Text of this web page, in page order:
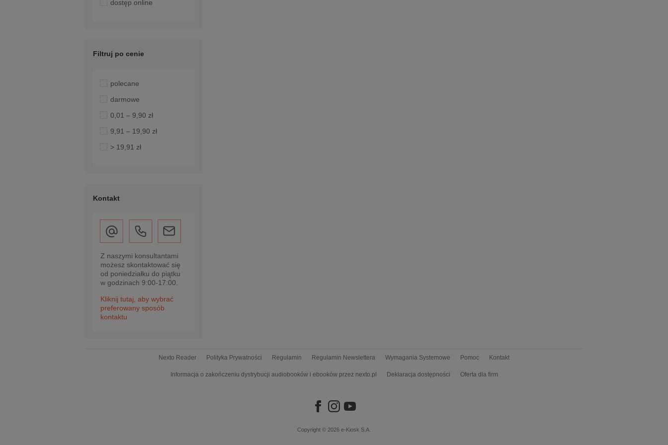
dostęp online
Filtruj po cenie
polecane
darmowe
0,01 – 9,90 zł
9,91 – 19,90 zł
> 19,91 zł
Kontakt
Z naszymi konsultantami
możesz skontaktować się
od poniedziałku do piątku
w godzinach 9:00-17:00.
Kliknij tutaj, aby wybrać
preferowany sposób
kontaktu
Nexto Reader Polityka Prywatności Regulamin Regulamin Newslettera Wymagania Systemowe Pomoc Kontakt
Informacja o zakończeniu dystrybucji audiobooków i ebooków przez nexto.pl Deklaracja dostępności Oferta dla firm
Copyright © 2026 e-Kiosk S.A.